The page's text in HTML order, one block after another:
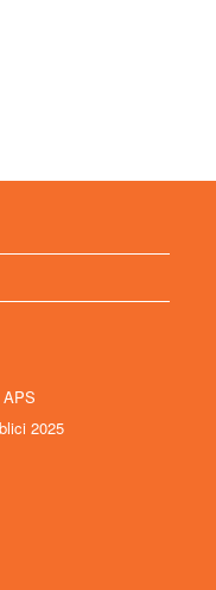
2025